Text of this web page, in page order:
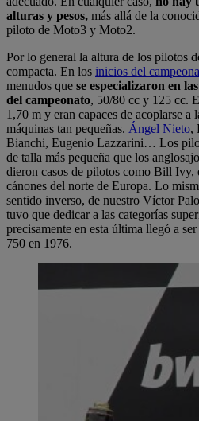
alturas y pesos, más allá de la
piloto de Moto3 y Moto2.
Por lo general la altura de los pilotos
compacta. En los inicios del
menudos que se especializaron en
del campeonato, 50/80 cc y 125 cc.
1,70 m y eran capaces de acoplarse a
máquinas tan pequeñas. Ángel Nieto,
Bianchi, Eugenio Lazzarini… Los
de talla más pequeña que los
dieron casos de pilotos como Bill Ivy,
cánones del norte de Europa. Lo
sentido inverso, de nuestro Víctor
tuvo que dedicar a las categorías
precisamente en esta última llegó a
750 en 1976.